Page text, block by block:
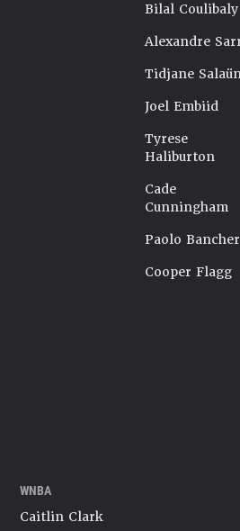
Bilal Coulibaly
Alexandre
Tidjane
Joel Embiid
Tyrese
Haliburton
Cade
Cunningham
Paolo
Cooper Flagg
WNBA
Caitlin Clark